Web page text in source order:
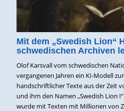
Mit dem „Swedish Lion“
schwedischen Archiven
Olof Karsvall vom schwedischen
vergangenen Jahren ein KI-Modell
handschriftlicher Texte aus der Zeit
und ihm den Namen „Swedish Lion
wurde mit Texten mit Millionen von